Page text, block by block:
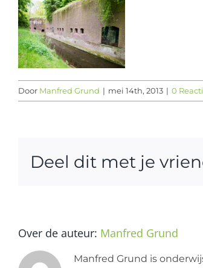
Door Manfred Grund | mei 14th, 2013 | 0
Deel dit met je
Over de auteur: Manfred Grund
Manfred Grund is